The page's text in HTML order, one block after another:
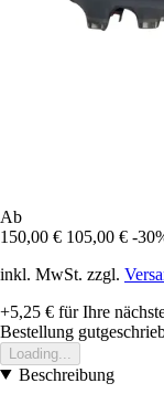
Ab
150,00 € 105,00 € -
inkl. MwSt. zzgl.
+5,25 € für Ihre
Bestellung
Loading...
Beschreibung